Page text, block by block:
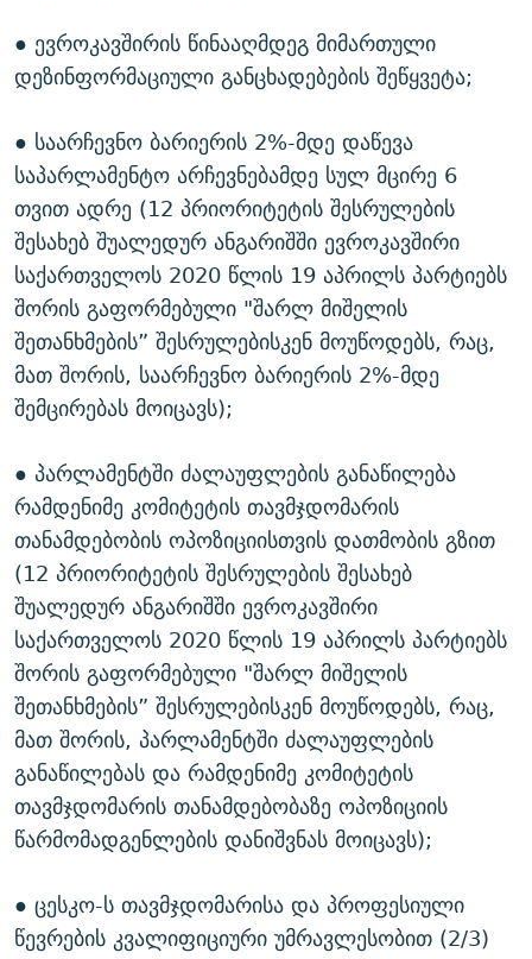
● ევროკავშირის წინააღმდეგ მიმართული
დეზინფორმაციული განცხადებების შეწყვეტა;
● საარჩევნო ბარიერის 2%-მდე დაწევა
საპარლამენტო არჩევნებამდე სულ მცირე 6
თვით ადრე (12 პრიორიტეტის შესრულების
შესახებ შუალედურ ანგარიშში ევროკავშირი
საქართველოს 2020 წლის 19 აპრილს პარტიებს
შორის გაფორმებული "შარლ მიშელის
შეთანხმების” შესრულებისკენ მოუწოდებს, რაც,
მათ შორის, საარჩევნო ბარიერის 2%-მდე
შემცირებას მოიცავს);
● პარლამენტში ძალაუფლების განაწილება
რამდენიმე კომიტეტის თავმჯდომარის
თანამდებობის ოპოზიციისთვის დათმობის გზით
(12 პრიორიტეტის შესრულების შესახებ
შუალედურ ანგარიშში ევროკავშირი
საქართველოს 2020 წლის 19 აპრილს პარტიებს
შორის გაფორმებული "შარლ მიშელის
შეთანხმების” შესრულებისკენ მოუწოდებს, რაც,
მათ შორის, პარლამენტში ძალაუფლების
განაწილებას და რამდენიმე კომიტეტის
თავმჯდომარის თანამდებობაზე ოპოზიციის
წარმომადგენლების დანიშვნას მოიცავს);
● ცესკო-ს თავმჯდომარისა და პროფესიული
წევრების კვალიფიციური უმრავლესობით (2/3)